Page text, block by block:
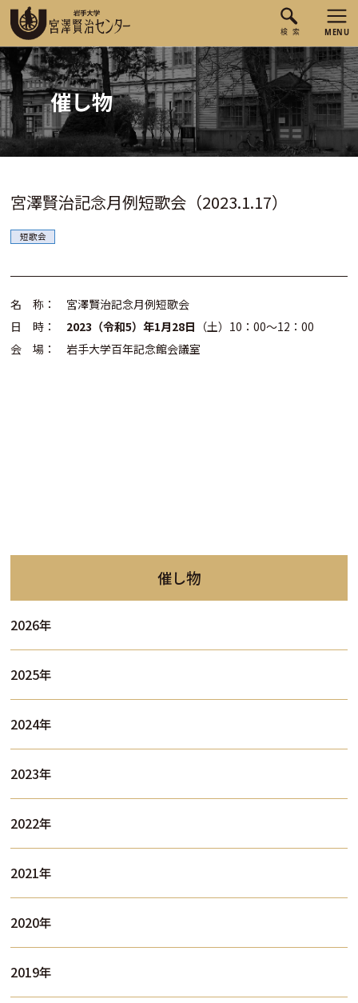
催し物
宮澤賢治記念月例短歌会（2023.1.17）
短歌会
名 称： 宮澤賢治記念月例短歌会
日 時： 2023（令和5）年1月28日 （土）10：00～12：00
会 場： 岩手大学百年記念館会議室
催し物
2026年
2025年
2024年
2023年
2022年
2021年
2020年
2019年